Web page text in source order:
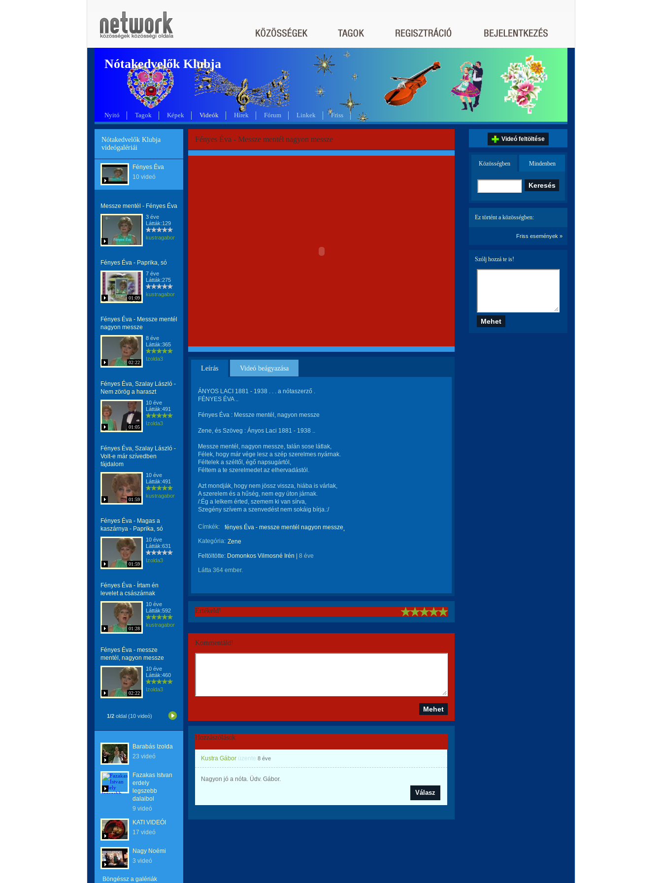
Nótakedvelők Klubja
Nyitó Tagok Képek Videók Hírek Fórum Linkek Friss
Nótakedvelők Klubja
videógalériái
Fényes Éva
10 videó
Messze mentél - Fényes Éva
3 éve
Látták:129
kustragabor
Fényes Éva - Paprika, só
01:09
7 éve
Látták:275
kustragabor
Fényes Éva - Messze mentél
nagyon messze
02:22
8 éve
Látták:365
Izolda3
Fényes Éva, Szalay László -
Nem zörög a haraszt
01:05
10 éve
Látták:491
Izolda3
Fényes Éva, Szalay László -
Volt-e már szívedben
fájdalom
01:59
10 éve
Látták:491
kustragabor
Fényes Éva - Magas a
kaszárnya - Paprika, só
01:59
10 éve
Látták:631
Izolda3
Fényes Éva - Írtam én
levelet a császárnak
01:28
10 éve
Látták:592
kustragabor
Fényes Éva - messze
mentél, nagyon messze
02:22
10 éve
Látták:460
Izolda3
1/2 oldal (10 videó)
Barabás Izolda
23 videó
Fazakas Istvan
erdely
legszebb
dalaibol
9 videó
KATI VIDEÓI
17 videó
Nagy Noémi
3 videó
Böngéssz a galériák
Fényes Éva - Messze mentél nagyon messze
Leírás Videó beágyazása
ÁNYOS LACI 1881 - 1938 . . . a nótaszerző .
FÉNYES ÉVA ..
Fényes Éva : Messze mentél, nagyon messze
Zene, és Szöveg : Ányos Laci 1881 - 1938 ..
Messze mentél, nagyon messze, talán sose látlak,
Félek, hogy már vége lesz a szép szerelmes nyárnak.
Féltelek a széltől, égő napsugártól,
Féltem a te szerelmedet az elhervadástól.
Azt mondják, hogy nem jössz vissza, hiába is várlak,
A szerelem és a hűség, nem egy úton járnak.
/:Ég a lelkem érted, szemem ki van sírva,
Szegény szívem a szenvedést nem sokáig bírja.:/
Címkék:
fényes Éva - messze mentél nagyon messze
Kategória: Zene
Feltöltötte: Domonkos Vilmosné Irén 8 éve
Látta 364 ember.
Értékeld!
Kommentáld!
Hozzászólások
Kustra Gábor üzente 8 éve
Nagyon jó a nóta. Üdv. Gábor.
Válasz
Videó feltöltése
Közösségben Mindenben
Ez történt a közösségben:
Friss események »
Szólj hozzá te is!